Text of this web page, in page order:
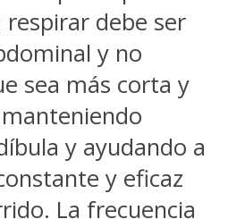
respirar debe ser
y no
sea más corta y
y ayudando a
y eficaz
La frecuencia